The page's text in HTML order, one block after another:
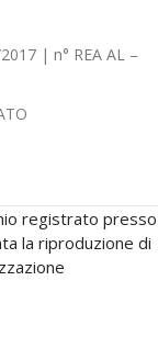
| n° REA AL –
registrato presso
la riproduzione di